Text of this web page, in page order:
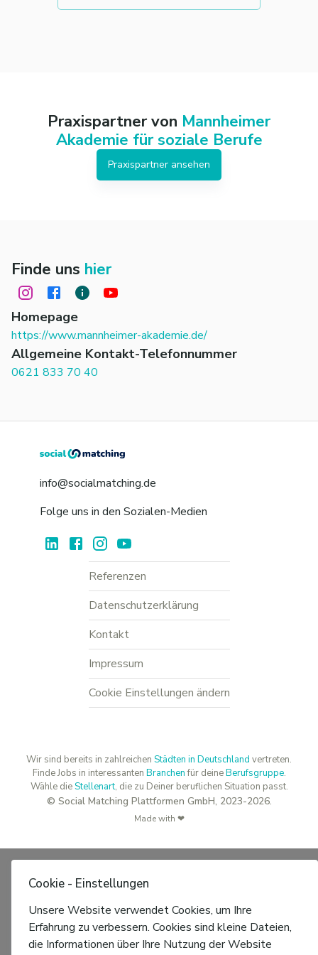
Praxispartner von Mannheimer
Akademie für soziale Berufe
Praxispartner ansehen
Finde uns hier
Homepage
https://www.mannheimer-akademie.de/
Allgemeine Kontakt-Telefonnummer
0621 833 70 40
info@socialmatching.de
Folge uns in den Sozialen-Medien
Referenzen
Datenschutzerklärung
Kontakt
Impressum
Cookie Einstellungen ändern
Wir sind bereits in zahlreichen Städten in Deutschland vertreten.
Finde Jobs in interessanten Branchenfür deineBerufsgruppe.
Wähle dieStellenart, die zu Deiner beruflichen Situation passt.
© Social Matching Plattformen GmbH, 2023-2026.
Made with ❤
Cookie - Einstellungen
Unsere Website verwendet Cookies, um Ihre
Erfahrung zu verbessern. Cookies sind kleine Dateien,
die Informationen über Ihre Nutzung der Website